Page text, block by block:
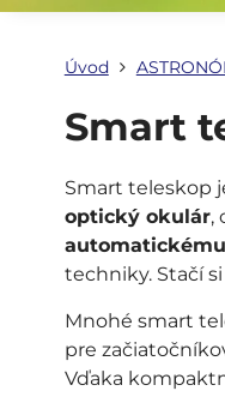
Úvod
Smart
Smart teleskop
optický okulár,
techniky. Stačí
Mnohé smart
pre
Vďaka